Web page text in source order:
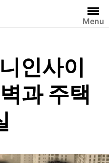
Menu
인사이
과 주택